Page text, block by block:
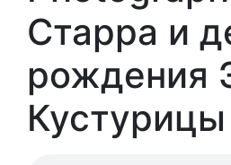
Старра и
рождения
Кустурицы